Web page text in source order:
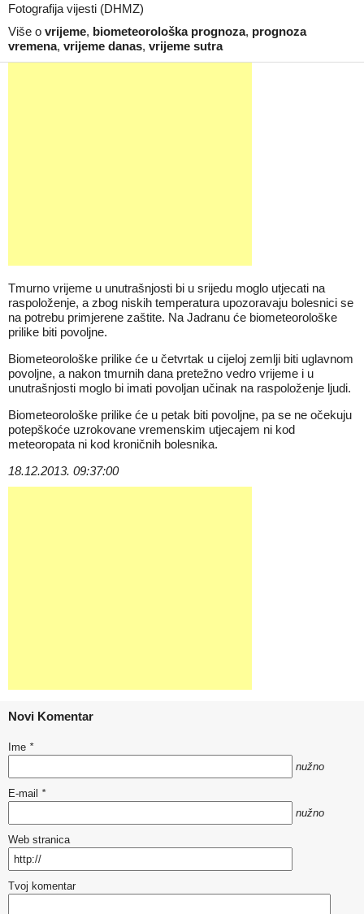
Fotografija vijesti (DHMZ)
Više o vrijeme, biometeorološka prognoza, prognoza
vremena, vrijeme danas, vrijeme sutra
Tmurno vrijeme u unutrašnjosti bi u srijedu moglo utjecati na
raspoloženje, a zbog niskih temperatura upozoravaju bolesnici se
na potrebu primjerene zaštite. Na Jadranu će biometeorološke
prilike biti povoljne.
Biometeorološke prilike će u četvrtak u cijeloj zemlji biti uglavnom
povoljne, a nakon tmurnih dana pretežno vedro vrijeme i u
unutrašnjosti moglo bi imati povoljan učinak na raspoloženje ljudi.
Biometeorološke prilike će u petak biti povoljne, pa se ne očekuju
potepškoće uzrokovane vremenskim utjecajem ni kod
meteoropata ni kod kroničnih bolesnika.
18.12.2013. 09:37:00
Novi Komentar
Ime *
nužno
E-mail *
nužno
Web stranica
Tvoj komentar